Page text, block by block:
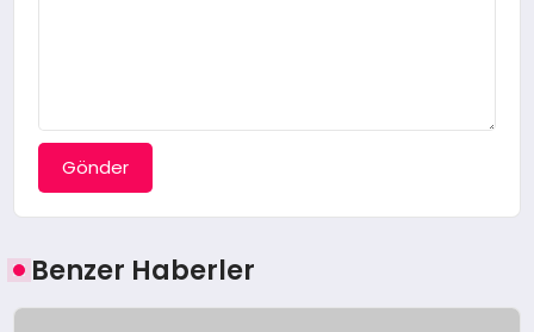
Gönder
Benzer Haberler